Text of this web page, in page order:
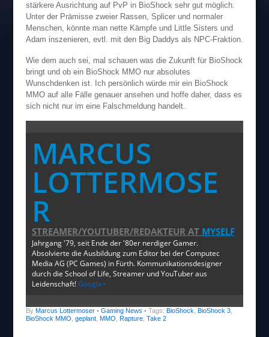
stärkere Ausrichtung auf PvP in BioShock sehr gut möglich.
Unter der Prämisse zweier Rassen, Splicer und normaler
Menschen, könnte man nette Kämpfe und Little Sisters und
Adam inszenieren, evtl. mit den Big Daddys als NPC-Fraktion.
Wie dem auch sei, mal schauen was die Zukunft für BioShock
bringt und ob ein BioShock MMO nur absolutes
Wunschdenken ist. Ich persönlich würde mir ein BioShock
MMO auf alle Fälle genauer ansehen und hoffe daher, dass es
sich nicht nur im eine Falschmeldung handelt.
MARCUS
LOTTERMOSE
R
STREAMER/YOUTUBER/REDAKTEURAT MYSELF
Jahrgang '79, seit Ende der '80er nerdiger Gamer.
Absolvierte die Ausbildung zum Editor bei der Computec
Media AG (PC Games) in Fürth. Kommunikationsdesigner
durch die School of Life, Streamer und YouTuber aus
Leidenschaft!Google+
By Marcus Lottermoser• Gaming News • Tags: BioShock BioShock 3,
BioShock MMO geplant, MMO Rapture, Take 2